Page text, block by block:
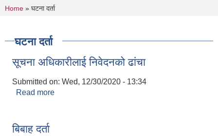
You are here
Home » घटना दर्ता
घटना दर्ता
सूचना अधिकारीलाई निवेदनको ढांचा
Submitted on: Wed, 12/30/2020 - 13:34
Read more
बिबाह दर्ता